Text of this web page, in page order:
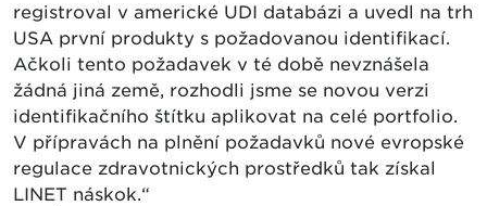
registroval v americké UDI databázi a uvedl na trh
USA první produkty s požadovanou identifikací.
Ačkoli tento požadavek v té době nevznášela
žádná jiná země, rozhodli jsme se novou verzi
identifikačního štítku aplikovat na celé portfolio.
V přípravách na plnění požadavků nové evropské
regulace zdravotnických prostředků tak získal
LINET náskok.“